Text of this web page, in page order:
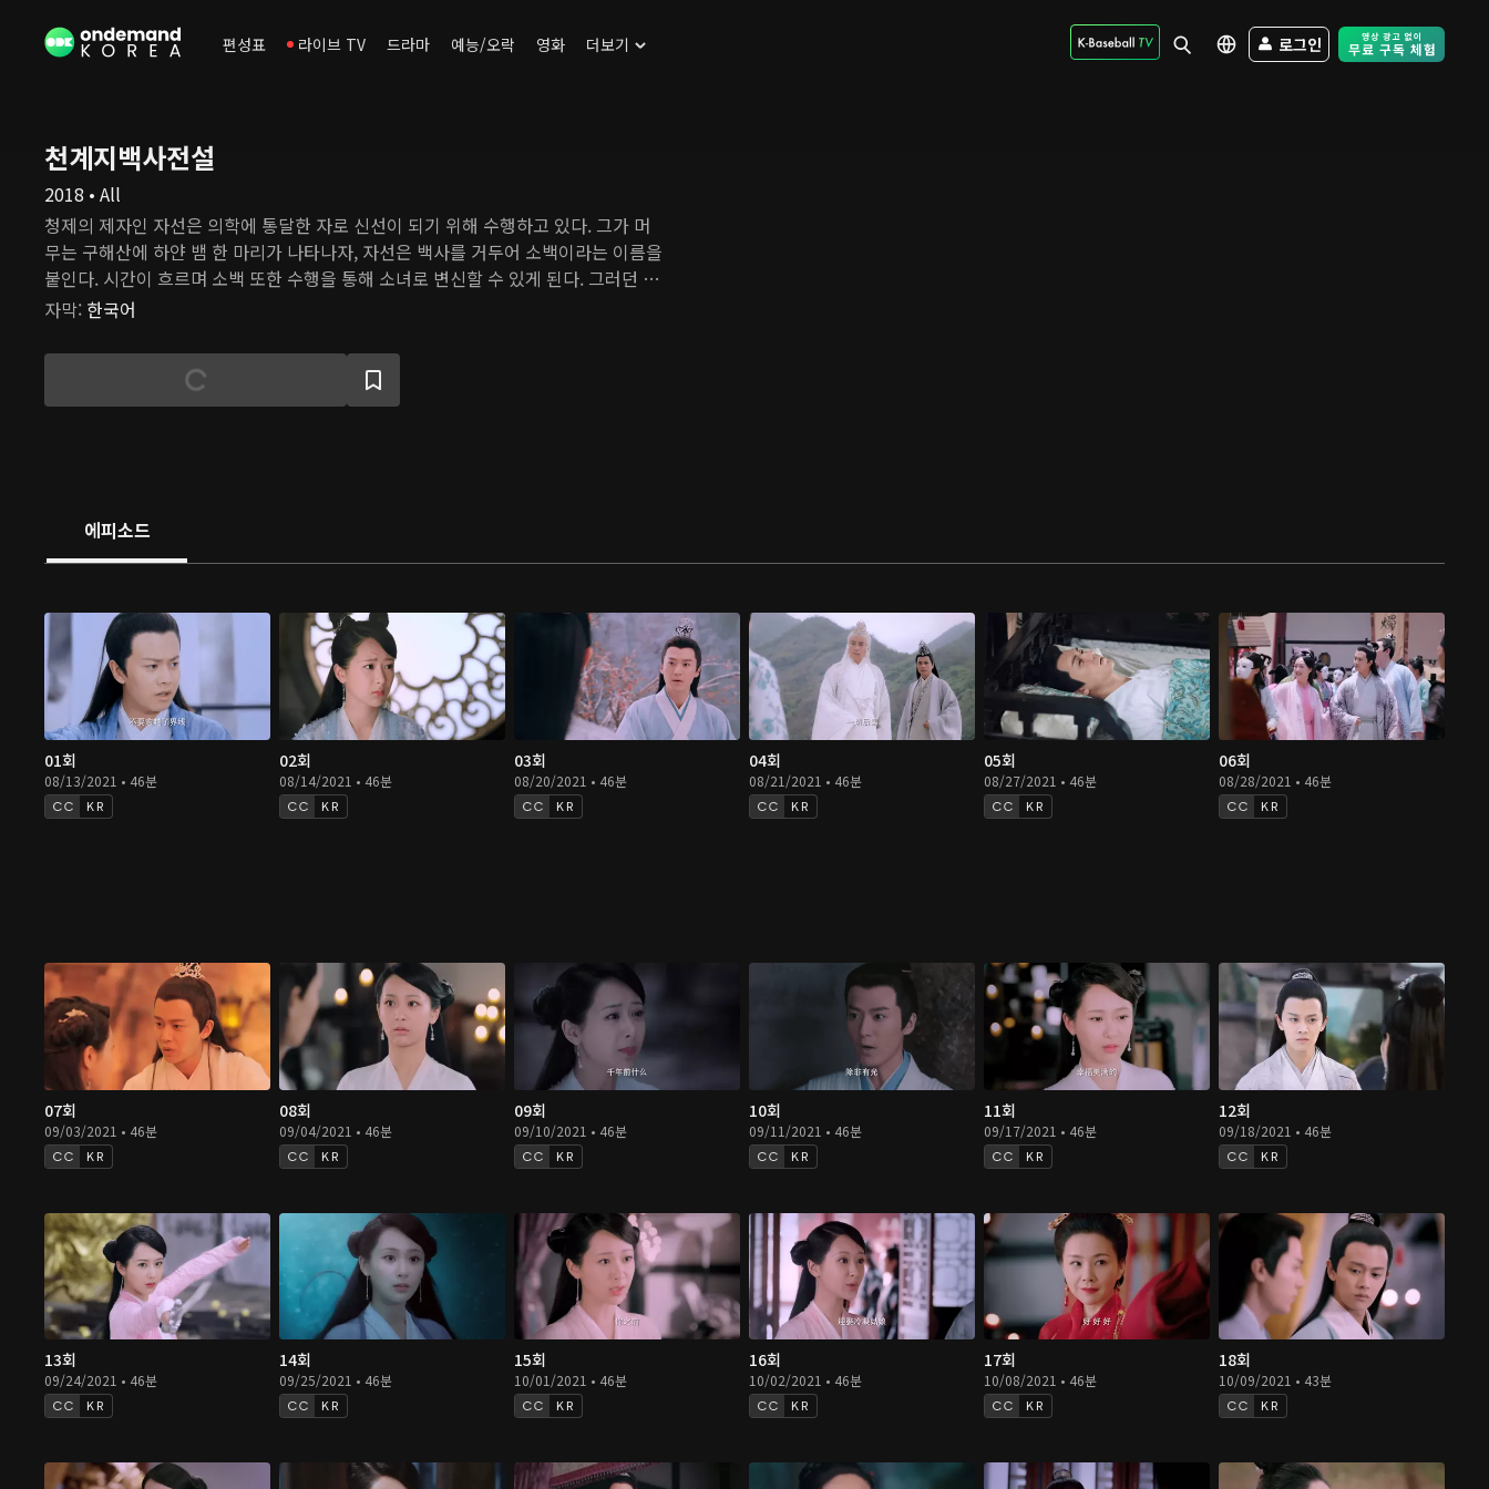
편성표 라이브 TV 드라마 예능/오락 영화 더보기 로그인 Free Trial -
천계지백사전설
2018 • All
청제의 제자인 자선은 의학에 통달한 자로 신선이 되기 위해 수행하고 있다. 그가 머
무는 구해산에 하얀 뱀 한 마리가 나타나자, 자선은 백사를 거두어 소백이라는 이름을
붙인다. 시간이 흐르며 소백 또한 수행을 통해 소녀로 변신할 수 있게 된다. 그러던 어
느 날, 용왕의 아들 도철이 고대 괴물인 흑교룡을 소환하여 세상을 혼란에 빠뜨린다.
해 자신을 희생한다. 그의 혼백이 사라지기 전, 지선은 소백에게 백요요라는 이름을
주고 행복하게 살아야 한다고 당부한다. 하지만, 백요요는 사라진 자선의 혼백을 불러
모으기 위해 천 년 동안 고군분투하고 있다. 백요요는 어느 날 약사궁 소속 허선과 마
오는데...
자막: 한국어
에피소드
01회
08/13/2021 • 46분
KR
02회
08/14/2021 • 46분
KR
03회
08/20/2021 • 46분
KR
04회
08/21/2021 • 46분
KR
05회
08/27/2021 • 46분
KR
06회
08/28/2021 • 46분
KR
07회
09/03/2021 • 46분
KR
08회
09/04/2021 • 46분
KR
09회
09/10/2021 • 46분
KR
10회
09/11/2021 • 46분
KR
11회
09/17/2021 • 46분
KR
12회
09/18/2021 • 46분
KR
13회
09/24/2021 • 46분
KR
14회
09/25/2021 • 46분
KR
15회
10/01/2021 • 46분
KR
16회
10/02/2021 • 46분
KR
17회
10/08/2021 • 46분
KR
18회
10/09/2021 • 43분
KR